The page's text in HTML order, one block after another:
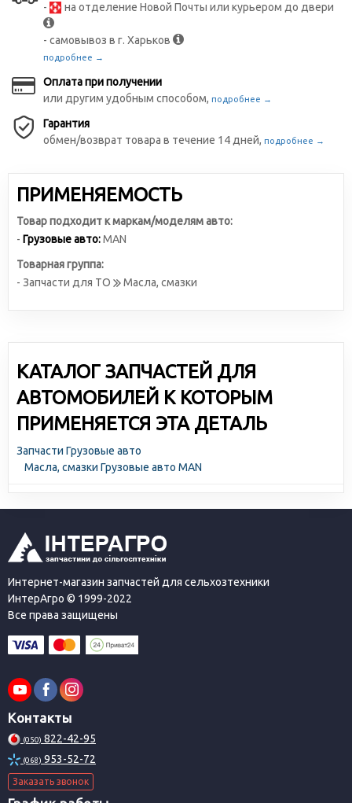
-
на отделение Новой Почты или курьером до двери
- самовывоз в г. Харьков
подробнее →
Оплата при получении
или другим удобным способом, подробнее →
Гарантия
обмен/возврат товара в течение 14 дней, подробнее →
ПРИМЕНЯЕМОСТЬ
Товар подходит к маркам/моделям авто:
- Грузовые авто:MAN
Товарная группа:
- Запчасти для ТО
Масла, смазки
КАТАЛОГ ЗАПЧАСТЕЙ ДЛЯ
АВТОМОБИЛЕЙ К КОТОРЫМ
ПРИМЕНЯЕТСЯ ЭТА ДЕТАЛЬ
Запчасти Грузовые авто
Масла, смазки Грузовые авто MAN
Интернет-магазин запчастей для сельхозтехники
ИнтерАгро © 1999-2022
Все права защищены
Контакты
(050) 822-42-95
(068) 953-52-72
Заказать звонок